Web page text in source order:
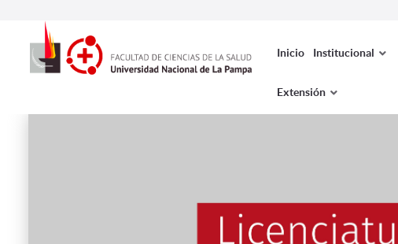
Inicio Institucional
Extensión